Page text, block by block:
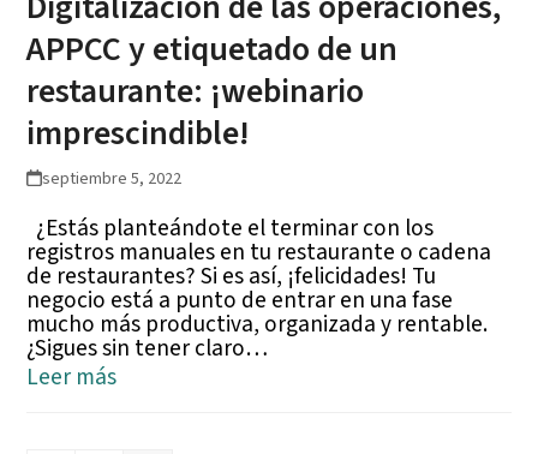
APPCC y etiquetado de un
restaurante: ¡webinario
imprescindible!
septiembre 5, 2022
¿Estás planteándote el terminar con los
registros manuales en tu restaurante o cadena
de restaurantes? Si es así, ¡felicidades! Tu
negocio está a punto de entrar en una fase
mucho más productiva, organizada y rentable.
¿Sigues sin tener claro…
Leer más